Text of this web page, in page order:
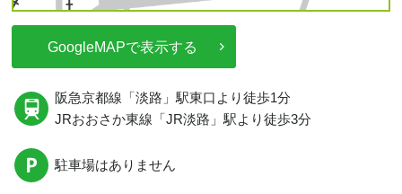
GoogleMAPで表示する
阪急京都線 「淡路」駅東口より徒歩1分
JRおおさか東線 「JR淡路」駅より徒歩3分
駐車場はありません